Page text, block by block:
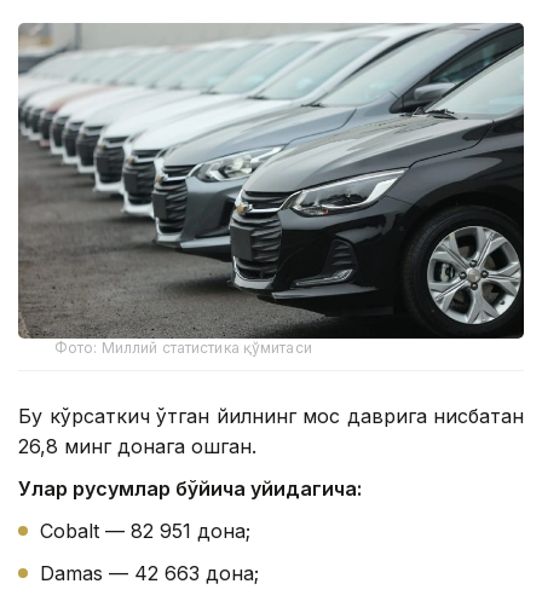
Фото: Миллий статистика қўмитаси
Бу кўрсаткич ўтган йилнинг мос даврига нисбатан
26,8 минг донага ошган.
Улар русумлар бўйича қуйидагича:
Cobalt — 82 951 дона;
Damas — 42 663 дона;